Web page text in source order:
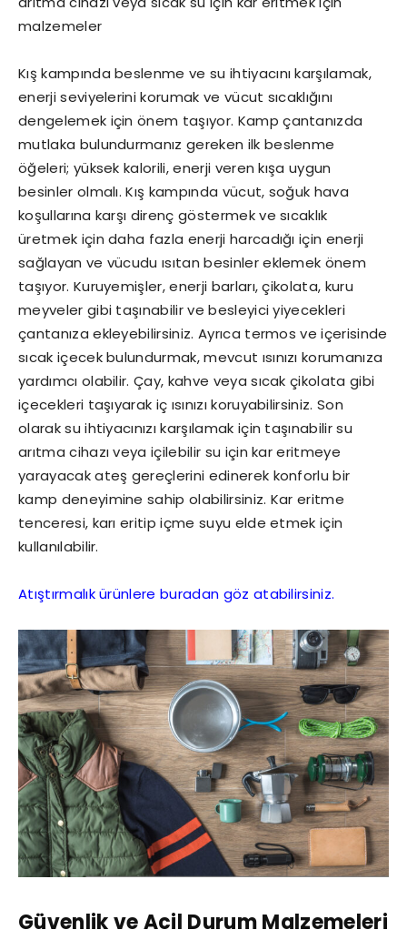
malzemeler
Kış kampında beslenme ve su ihtiyacını karşılamak,
enerji seviyelerini korumak ve vücut sıcaklığını
dengelemek için önem taşıyor. Kamp çantanızda
mutlaka bulundurmanız gereken ilk beslenme
öğeleri; yüksek kalorili, enerji veren kışa uygun
besinler olmalı. Kış kampında vücut, soğuk hava
koşullarına karşı direnç göstermek ve sıcaklık
üretmek için daha fazla enerji harcadığı için enerji
sağlayan ve vücudu ısıtan besinler eklemek önem
taşıyor. Kuruyemişler, enerji barları, çikolata, kuru
meyveler gibi taşınabilir ve besleyici yiyecekleri
çantanıza ekleyebilirsiniz. Ayrıca termos ve içerisinde
sıcak içecek bulundurmak, mevcut ısınızı korumanıza
yardımcı olabilir. Çay, kahve veya sıcak çikolata gibi
içecekleri taşıyarak iç ısınızı koruyabilirsiniz. Son
olarak su ihtiyacınızı karşılamak için taşınabilir su
arıtma cihazı veya içilebilir su için kar eritmeye
yarayacak ateş gereçlerini edinerek konforlu bir
kamp deneyimine sahip olabilirsiniz. Kar eritme
tenceresi, karı eritip içme suyu elde etmek için
kullanılabilir.
Atıştırmalık ürünlere buradan göz atabilirsiniz.
Güvenlik ve Acil Durum Malzemeleri